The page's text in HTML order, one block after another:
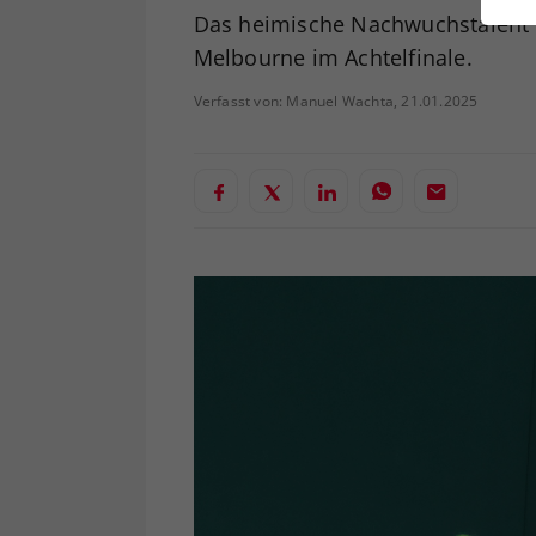
Das heimische
Melbourne im Achtelfinale.
Verfasst von: Manuel Wachta, 21.01.2025